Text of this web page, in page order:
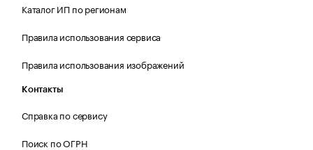
Каталог ИП по регионам
Правила использования сервиса
Правила использования изображений
Контакты
Справка по сервису
Поиск по ОГРН